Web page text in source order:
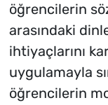
öğrencilerin
arasındaki
ihtiyaçlarını
uygulamayla
öğrencilerin